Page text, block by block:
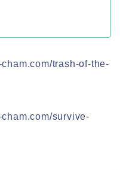
trash-of-the-
survive-